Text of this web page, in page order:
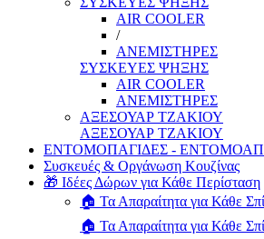
AIR COOLER
/
ΑΝΕΜΙΣΤΗΡΕΣ
ΣΥΣΚΕΥΕΣ ΨΗΞΗΣ
AIR COOLER
ΑΝΕΜΙΣΤΗΡΕΣ
ΑΞΕΣΟΥΑΡ ΤΖΑΚΙΟΥ
ΑΞΕΣΟΥΑΡ ΤΖΑΚΙΟΥ
ΕΝΤΟΜΟΠΑΓΙΔΕΣ -
Συσκευές & Οργάνωση Κουζίνας
🎁 Ιδέες Δώρων για Κάθε Περίσταση
🏠 Τα Απαραίτητα για Κάθε
🏠 Τα Απαραίτητα για Κάθε